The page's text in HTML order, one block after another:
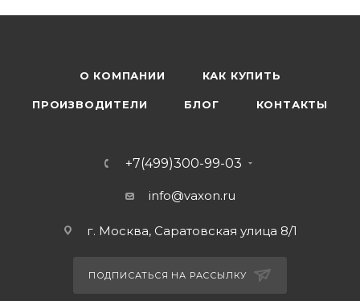
О КОМПАНИИ КАК КУПИТЬ
ПРОИЗВОДИТЕЛИ БЛОГ КОНТАКТЫ
+7(499)300-99-03
info@vaxon.ru
г. Москва, Саратовская улица 8/1
ПОДПИСАТЬСЯ НА РАССЫЛКУ